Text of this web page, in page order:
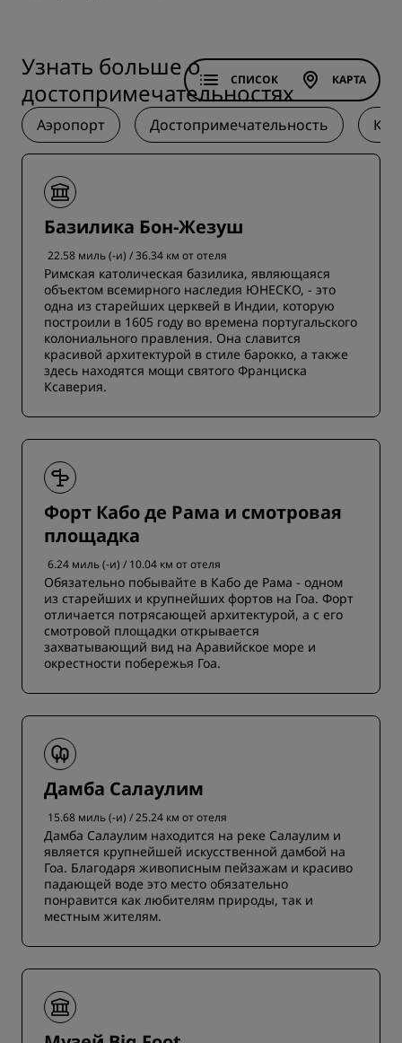
Узнать больше о
достопримечательностях
Аэропорт Достопримечательность
СПИСОК КАРТА
Базилика Бон-Жезуш
22.58 миль (-и) / 36.34 км от отеля
Римская католическая базилика, являющаяся
объектом всемирного наследия ЮНЕСКО, - это
одна из старейших церквей в Индии, которую
построили в 1605 году во времена португальского
колониального правления. Она славится
красивой архитектурой в стиле барокко, а также
здесь находятся мощи святого Франциска
Ксаверия.
Форт Кабо де Рама и смотровая
площадка
6.24 миль (-и) / 10.04 км от отеля
Обязательно побывайте в Кабо де Рама - одном
из старейших и крупнейших фортов на Гоа. Форт
отличается потрясающей архитектурой, а с его
смотровой площадки открывается
захватывающий вид на Аравийское море и
окрестности побережья Гоа.
Дамба Салаулим
15.68 миль (-и) / 25.24 км от отеля
Дамба Салаулим находится на реке Салаулим и
является крупнейшей искусственной дамбой на
Гоа. Благодаря живописным пейзажам и красиво
падающей воде это место обязательно
понравится как любителям природы, так и
местным жителям.